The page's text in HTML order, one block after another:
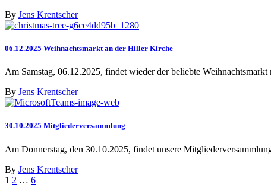
By Jens Krentscher
06.12.2025 Weihnachtsmarkt an der Hiller Kirche
Am Samstag, 06.12.2025, findet wieder der beliebte
By Jens Krentscher
30.10.2025 Mitgliederversammlung
Am Donnerstag, den 30.10.2025, findet unsere
By Jens Krentscher
1 2 … 6